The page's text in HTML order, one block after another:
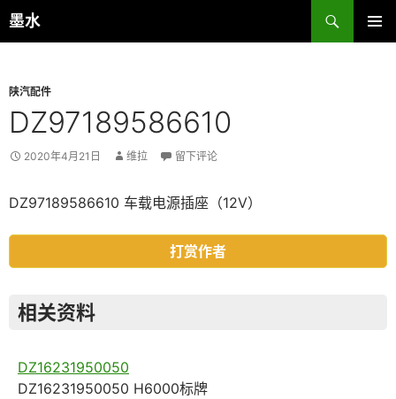
跳
至
墨水
搜
索
陕汽配件
DZ97189586610
2020年4月21日 维拉 留下评论
DZ97189586610 车载电源插座（12V）
打赏作者
相关资料
DZ16231950050
DZ16231950050 H6000标牌